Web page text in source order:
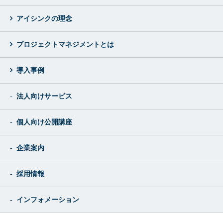
アイシンクの理念
プロジェクトマネジメントとは
導入事例
法人向けサービス
個人向け公開講座
企業案内
採用情報
インフォメーション